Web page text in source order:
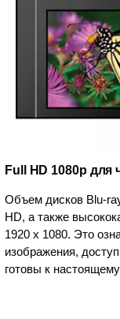
Full HD 1080p для
Объем дисков Blu-
HD, а также
1920 x 1080. Это
изображения,
готовы к